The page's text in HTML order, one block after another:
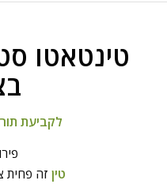
טינטאטו
לקביעת
טין זה פחית